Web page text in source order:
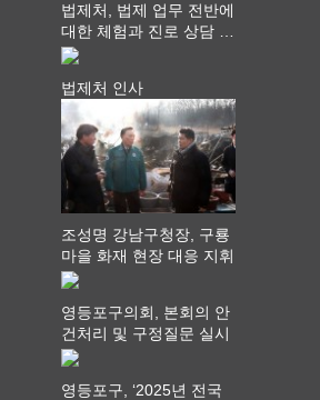
를 지켜야 할 것"
법제처, 법제 업무 전반에
대한 체험과 진로 상담 기
회 제공
법제처 인사
조성명 강남구청장, 구룡
마을 화재 현장 대응 지휘
영등포구의회, 본회의 안
건처리 및 구정질문 실시
영등포구, ‘2025년 전국